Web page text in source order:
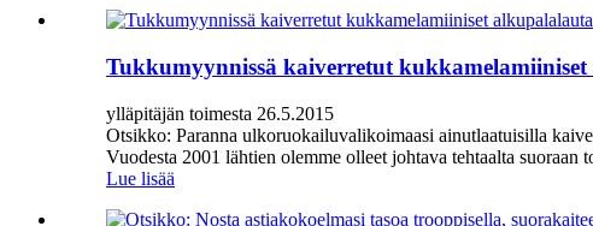
Tukkumyynnissä kaiverretut
ylläpitäjän toimesta 26.5.2015
Otsikko: Paranna ulkoruokailuvalikoimaasi ainutlaatuisilla
Vuodesta 2001 lähtien olemme olleet johtava tehtaalta
Lue lisää